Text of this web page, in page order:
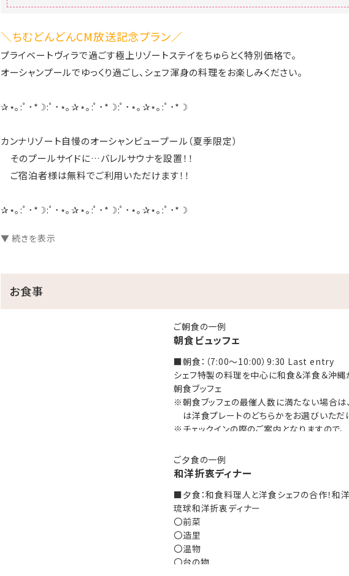
＼ちむどんどんCM放送記念プラン／
プライベートヴィラで過ごす極上リゾートステイをちゅらとく特別価格で。
オーシャンプールでゆっくり過ごし、シェフ渾身の料理をお楽しみください。
✰⋆｡:ﾟ･*☽:ﾟ･⋆｡✰⋆｡:ﾟ･*☽:ﾟ･⋆｡✰⋆｡:ﾟ･*☽
カンナリゾート自慢のオーシャンビュープール（夏季限定）
そのプールサイドに…バレルサウナを設置！！
ご宿泊者様は無料でご利用いただけます！！
✰⋆｡:ﾟ･*☽:ﾟ･⋆｡✰⋆｡:ﾟ･*☽:ﾟ･⋆｡✰⋆｡:ﾟ･*☽
ガーデンヴィラダブル
シェフ特製の料理を中心に和食＆洋食＆沖縄が一つになった朝食ブッフェ
は洋食プレートのどちらかをお選びいただけます。
■夕食：和食料理人と洋食シェフの合作！和洋折衷ディナー(夕食付プラン)
▼ 続きを表示
お食事
ご朝食の一例
朝食ビュッフェ
■朝食：（7:00～10:00）9:30 Last entry
シェフ特製の料理を中心に和食＆洋食＆沖縄
朝食ブッフェ
※朝食ブッフェの最催人数に満たない場合は
は洋食プレートのどちらかをお選びいただ
※チェックインの際のご案内となりますので、
ご夕食の一例
和洋折衷ディナー
■夕食：和食料理人と洋食シェフの合作！和
琉球和洋折衷ディナー
〇前菜
〇造里
〇温物
〇台の物